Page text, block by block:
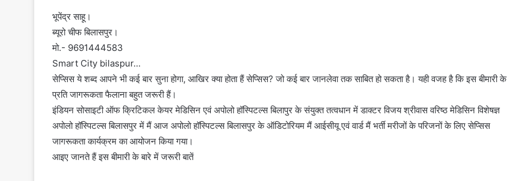
भूपेंद्र साहू।
ब्यूरो चीफ बिलासपुर।
मो.- 9691444583
Smart City bilaspur…
सेप्सिस ये शब्द आपने भी कई बार सुना होगा, आखिर क्या होता हैं सेप्सिस? जो कई बार जानलेवा तक साबित हो सकता है। यही वजह है कि इस बीमारी के
प्रति जागरूकता फैलाना बहुत जरूरी हैं।
इंडियन सोसाइटी ऑफ क्रिटिकल केयर मेडिसिन एवं अपोलो हॉस्पिटल्स बिलापुर के संयुक्त तत्वधान में डाक्टर विजय श्रीवास वरिष्ठ मेडिसिन विशेषज्ञ
अपोलो हॉस्पिटल्स बिलासपुर में मैं आज अपोलो हॉस्पिटल्स बिलासपुर के ऑडिटोरियम मैं आईसीयू एवं वार्ड मैं भर्ती मरीजों के परिजनों के लिए सेप्सिस
जागरूकता कार्यक्रम का आयोजन किया गया।
आइए जानते हैं इस बीमारी के बारे में जरूरी बातें